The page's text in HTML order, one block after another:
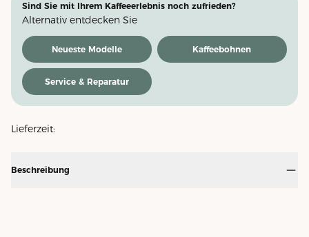
Sind Sie mit Ihrem Kaffeeerlebnis noch zufrieden?
Alternativ entdecken Sie
Neueste Modelle Kaffeebohnen
Service & Reparatur
Lieferzeit:
Beschreibung